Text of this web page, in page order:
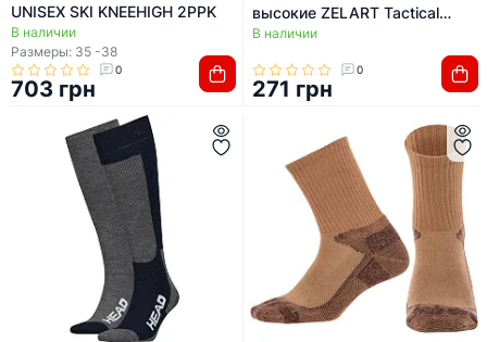
UNISEX SKI KNEEHIGH 2PPK
В наличии
Размеры: 35 -38
0
703 грн
высокие ZELART Tactical
59047 (Оливковый)
В наличии
0
271 грн